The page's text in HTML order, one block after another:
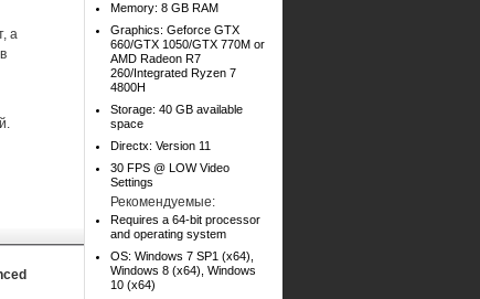
а
Memory: 8 GB RAM
Graphics: Geforce GTX
660/GTX 1050/GTX 770M or
AMD Radeon R7
260/Integrated Ryzen 7
4800H
Storage: 40 GB available
space
Directx: Version 11
30 FPS @ LOW Video
Settings
Рекомендуемые:
Requires a 64-bit processor
and operating system
OS: Windows 7 SP1 (x64),
Windows 8 (x64), Windows
10 (x64)